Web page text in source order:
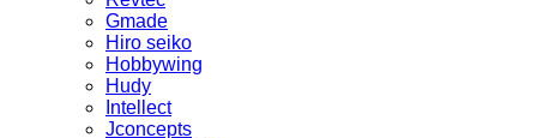
Gmade
Hiro seiko
Hobbywing
Hudy
Intellect
Jconcepts